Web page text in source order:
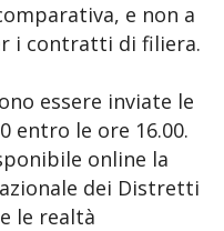
e non a
i contratti di filiera.
essere inviate le
entro le ore 16.00.
online la
dei Distretti
le realtà